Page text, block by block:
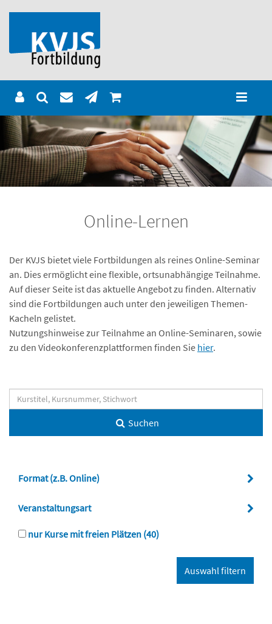
Online-Lernen
Der KVJS bietet viele Fortbildungen als reines Online-Seminar
an. Dies ermöglicht eine flexible, ortsunabhängige Teilnahme.
Auf dieser Seite ist das aktuelle Angebot zu finden. Alternativ
sind die Fortbildungen auch unter den jeweiligen Themen-
Kacheln gelistet.
Nutzungshinweise zur Teilnahme an Online-Seminaren, sowie
zu den Videokonferenzplattformen finden Sie hier.
Suchen
Format (z.B. Online)
Veranstaltungsart
nur Kurse mit freien Plätzen (40)